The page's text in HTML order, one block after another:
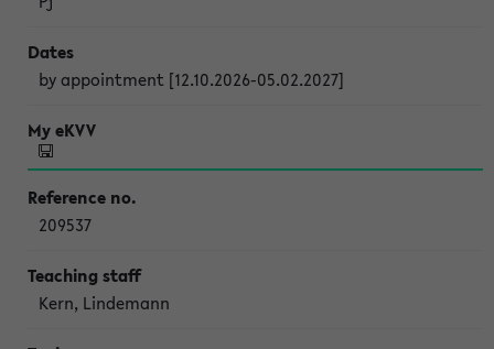
by appointment [12.10.2026-05.02.2027]
209537
Kern, Lindemann